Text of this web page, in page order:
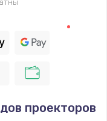
проекторов